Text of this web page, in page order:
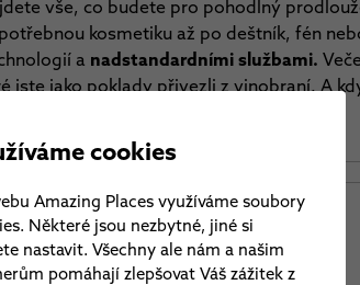
vše, co budete pro pohodlný
kosmetiku až po deštník, fén
a nadstandardními službami.
jste jako poklady přivezli z vinobraní. A
vína
cookies
Amazing Places využíváme soubory
Některé jsou nezbytné, jiné si
nastavit. Všechny ale nám a našim
pomáhají zlepšovat Váš zážitek z